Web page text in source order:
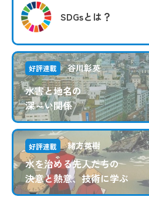
SDGsとは？
好評連載 谷川彰英
水害と地名の
深～い関係
好評連載 緒方英樹
水を治める先人たちの
決意と熱意、技術に学ぶ